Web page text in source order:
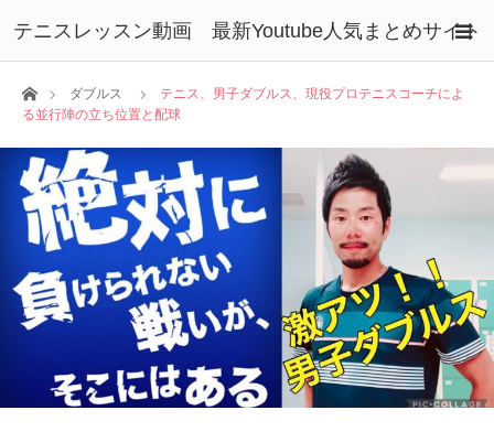
テニスレッスン動画 最新Youtube人気まとめサイト
ホームダブルス
テニス、男子ダブルス、現役プロテニスコーチによ
る並行陣の立ち位置と配球